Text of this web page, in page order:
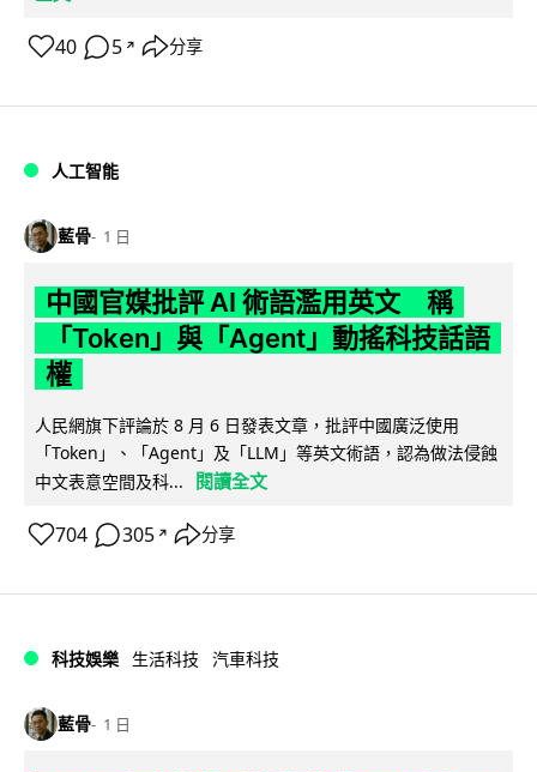
40 5 ↗ 分享
人工智能
藍骨 1 日
中國官媒批評 AI 術語濫用英文 稱
「Token」與「Agent」動搖科技話語
權
人民網旗下評論於 8 月 6 日發表文章，批評中國廣泛使用
「Token」、「Agent」及「LLM」等英文術語，認為做法侵蝕
中文表意空間及科...
閱讀全文
704 305 ↗ 分享
科技娛樂 生活科技 汽車科技
藍骨 1 日